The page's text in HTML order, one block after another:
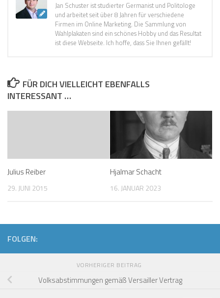
Jan Schuster ist studierter Germanist und Politologe
und arbeitet seit über 8 Jahren für verschiedene
Firmen im Online Marketing. Die Sammlung von
Wahlplakaten sind ein schönes Hobby und das Resultat
ist diese Webseite. Ich hoffe, dass Sie Ihnen gefällt!
FÜR DICH VIELLEICHT EBENFALLS
INTERESSANT …
Julius Reiber
29. JUNI 2015
Hjalmar Schacht
16. JANUAR 2023
FOLGEN:
VORHERIGER BEITRAG
Volksabstimmungen gemäß Versailler Vertrag